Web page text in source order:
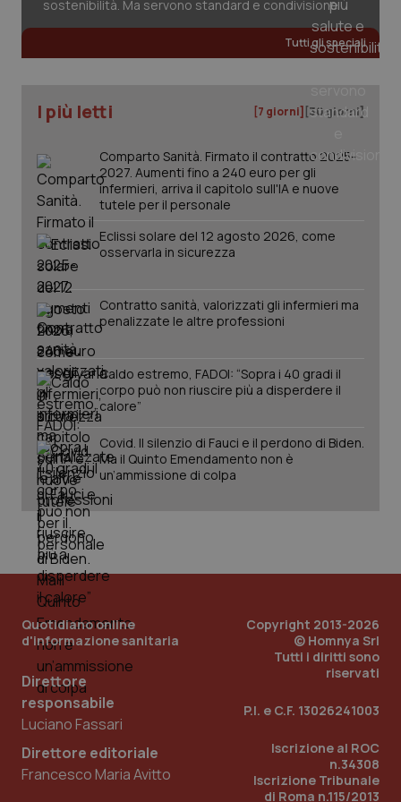
sostenibilità. Ma servono standard e condivisione
Tutti gli speciali
I più letti [7 giorni] [30 giorni]
Comparto Sanità. Firmato il contratto 2025-
2027. Aumenti fino a 240 euro per gli
infermieri, arriva il capitolo sull'IA e nuove
tutele per il personale
Eclissi solare del 12 agosto 2026, come
osservarla in sicurezza
Contratto sanità, valorizzati gli infermieri ma
penalizzate le altre professioni
Caldo estremo, FADOI: “Sopra i 40 gradi il
corpo può non riuscire più a disperdere il
calore”
Covid. Il silenzio di Fauci e il perdono di Biden.
Ma il Quinto Emendamento non è
un’ammissione di colpa
Quotidiano online
d'informazione sanitaria
Direttore
responsabile
Luciano Fassari
Direttore editoriale
Francesco Maria Avitto
Copyright 2013-2026
© Homnya Srl
Tutti i diritti sono
riservati
P.I. e C.F. 13026241003
Iscrizione al ROC
n.34308
Iscrizione Tribunale
di Roma n.115/2013
CookieScript
www.quotidianosanita.it
5
tracking-sites-ironfish-
session-id
www.quotidianosanita.it
_ga